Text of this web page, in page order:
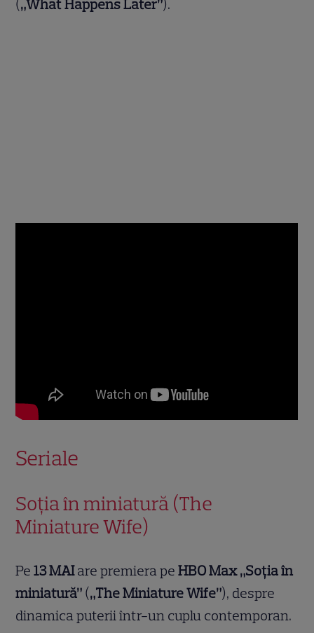
(„What Happens Later”).
Seriale
Soția în miniatură (The
Miniature Wife)
Pe13 MAIare premiera peHBO Max„Soția în
miniatură” („The Miniature Wife”), despre
dinamica puterii într-un cuplu contemporan.